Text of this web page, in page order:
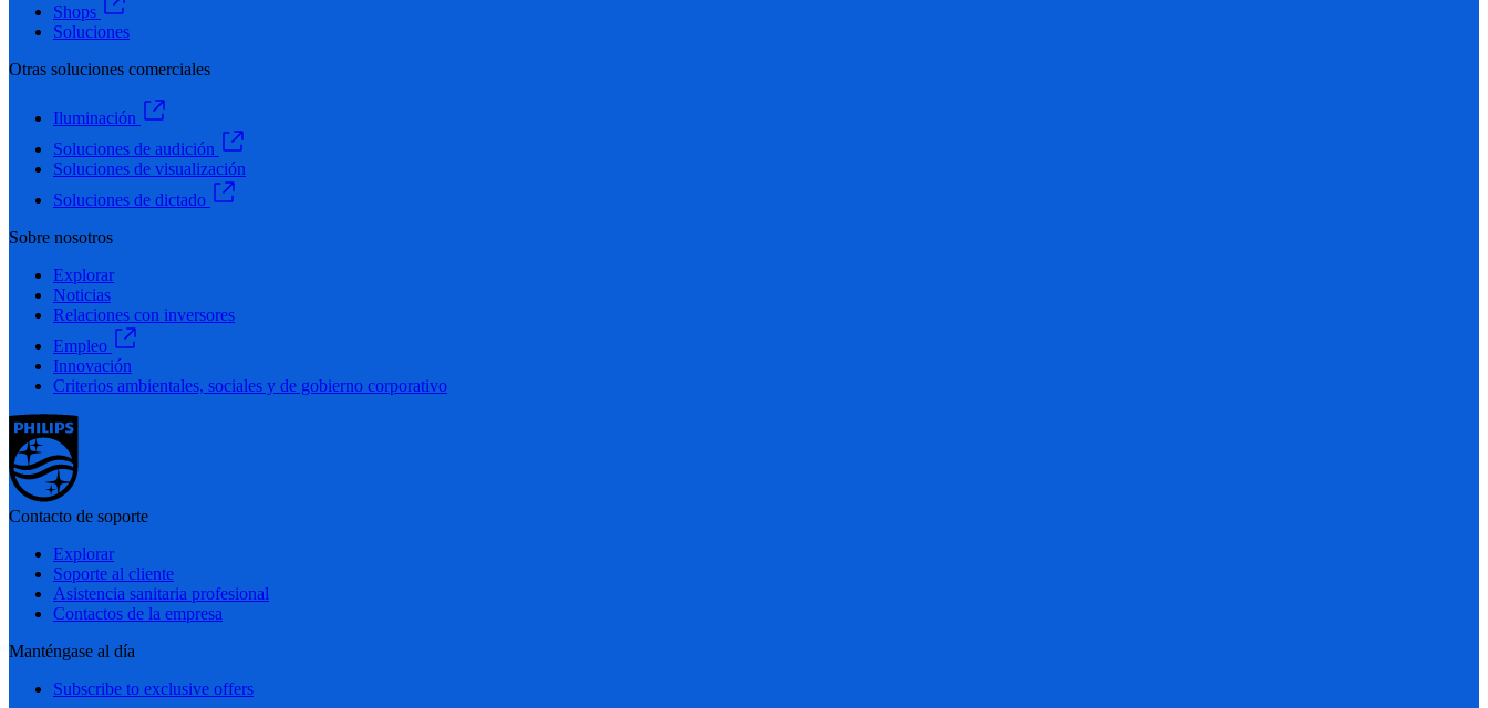
Shops
Soluciones
Otras soluciones comerciales
Iluminación
Soluciones de audición
Soluciones de visualización
Soluciones de dictado
Sobre nosotros
Explorar
Noticias
Relaciones con inversores
Empleo
Innovación
Criterios ambientales, sociales y de gobierno corporativo
Contacto de soporte
Explorar
Soporte al cliente
Asistencia sanitaria profesional
Contactos de la empresa
Manténgase al día
Subscribe to exclusive offers